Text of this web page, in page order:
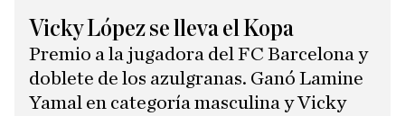
Vicky López se lleva el Kopa
Premio a la jugadora del FC Barcelona y
doblete de los azulgranas. Ganó Lamine
Yamal en categoría masculina y Vicky